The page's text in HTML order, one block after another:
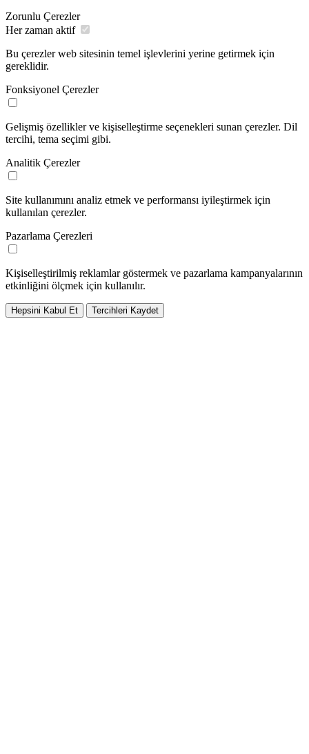
Zorunlu Çerezler
Her zaman aktif
Bu çerezler web sitesinin temel işlevlerini yerine getirmek için
gereklidir.
Fonksiyonel Çerezler
Gelişmiş özellikler ve kişiselleştirme seçenekleri sunan çerezler. Dil
tercihi, tema seçimi gibi.
Analitik Çerezler
Site kullanımını analiz etmek ve performansı iyileştirmek için
kullanılan çerezler.
Pazarlama Çerezleri
Kişiselleştirilmiş reklamlar göstermek ve pazarlama kampanyalarının
etkinliğini ölçmek için kullanılır.
Hepsini Kabul Et Tercihleri Kaydet